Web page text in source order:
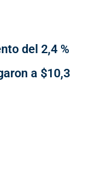
del 2,4 %
a $10,3